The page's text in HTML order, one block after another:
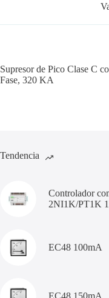
Supresor de Pico Clase C
Fase, 320 KA
Tendencia
Controlador
2NI1K/PT1K
EC48 100mA